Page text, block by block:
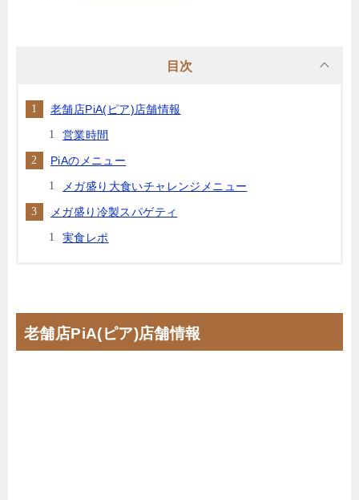
目次
老舗店PiA(ピア)店舗情報
営業時間
PiAのメニュー
メガ盛り大食いチャレンジメニュー
メガ盛り冷製スパゲティ
実食レポ
老舗店PiA(ピア)店舗情報